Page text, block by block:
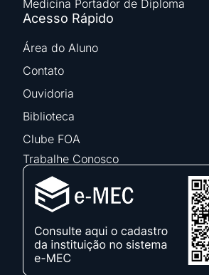
Medicina Portador de Diploma
Acesso Rápido
Área do Aluno
Contato
Ouvidoria
Biblioteca
Clube FOA
Trabalhe Conosco